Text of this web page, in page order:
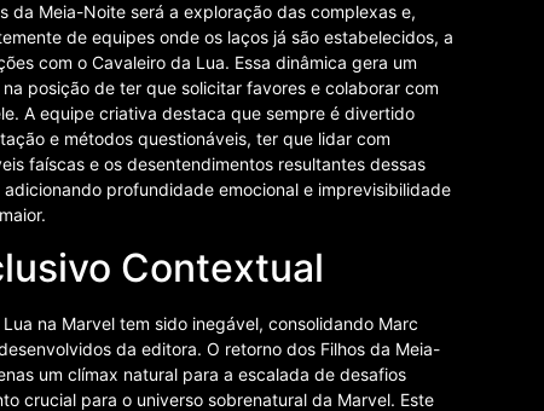
da Meia-Noite será a exploração das complexas e,
de equipes onde os laços já são estabelecidos, a
com o Cavaleiro da Lua. Essa dinâmica gera um
posição de ter que solicitar favores e colaborar com
A equipe criativa destaca que sempre é divertido
e métodos questionáveis, ter que lidar com
faíscas e os desentendimentos resultantes dessas
profundidade emocional e imprevisibilidade
Contextual
na Marvel tem sido inegável, consolidando Marc
da editora. O retorno dos Filhos da Meia-
um clímax natural para a escalada de desafios
crucial para o universo sobrenatural da Marvel. Este